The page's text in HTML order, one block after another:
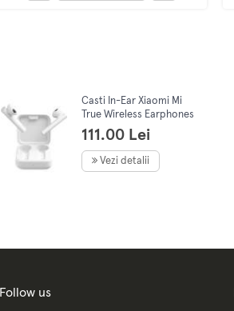
Casti In-Ear Xiaomi Mi
True Wireless Earphones
2 Basic, White
111.00 Lei
Vezi detalii
Follow us